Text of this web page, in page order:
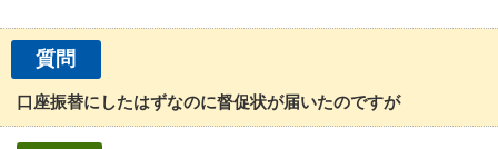
質問
口座振替にしたはずなのに督促状が届いたのですが